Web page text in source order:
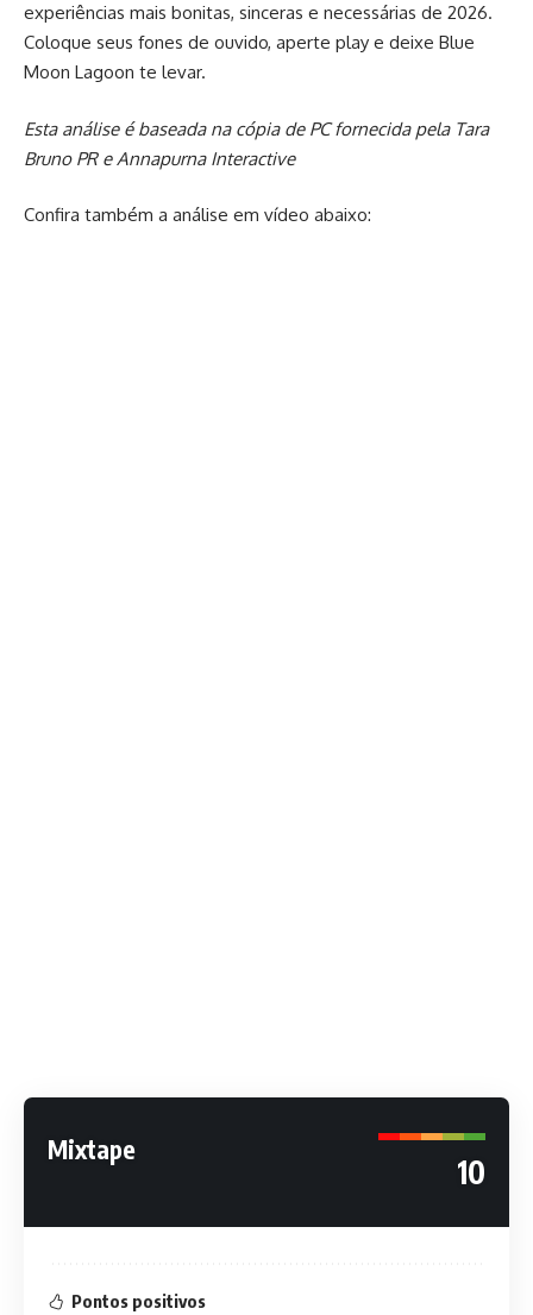
experiências mais bonitas, sinceras e necessárias de 2026.
Coloque seus fones de ouvido, aperte play e deixe Blue
Moon Lagoon te levar.
Esta análise é baseada na cópia de PC fornecida pela Tara
Bruno PR e Annapurna Interactive
Confira também a análise em vídeo abaixo:
Mixtape
10
Pontos positivos